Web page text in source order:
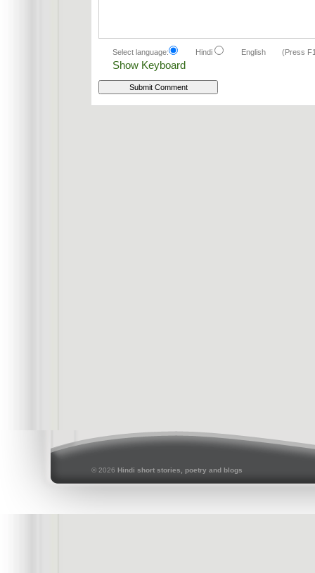
Select language: Hindi English (Press
Show Keyboard
© 2026 Hindi short stories, poetry and blogs